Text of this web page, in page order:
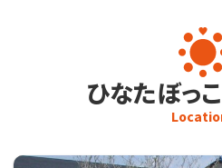
ひなたぼっ